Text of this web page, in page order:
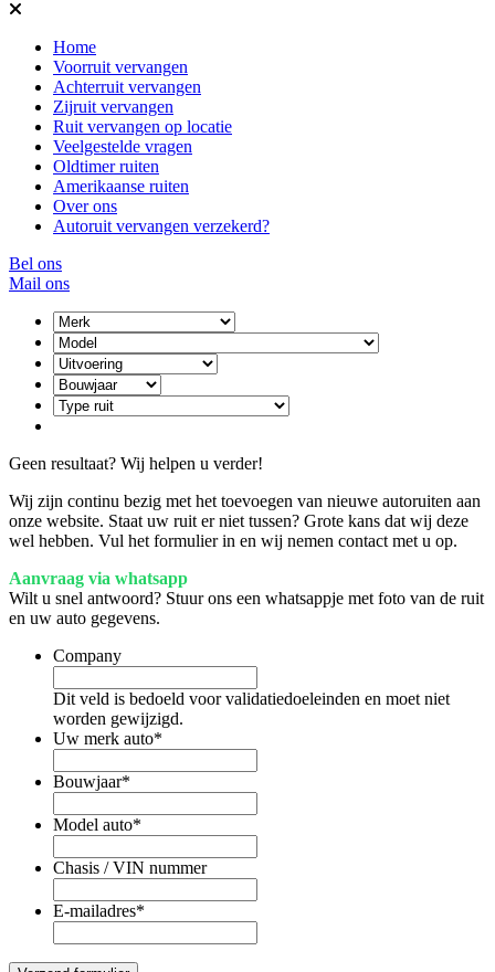
Home
Voorruit vervangen
Achterruit vervangen
Zijruit vervangen
Ruit vervangen op locatie
Veelgestelde vragen
Oldtimer ruiten
Amerikaanse ruiten
Over ons
Autoruit vervangen verzekerd?
Bel ons
Mail ons
Geen resultaat? Wij helpen u verder!
Wij zijn continu bezig met het toevoegen van nieuwe autoruiten aan
onze website. Staat uw ruit er niet tussen? Grote kans dat wij deze
wel hebben. Vul het formulier in en wij nemen contact met u op.
Aanvraag via whatsapp
Wilt u snel antwoord? Stuur ons een whatsappje met foto van de ruit
en uw auto gegevens.
Company
Dit veld is bedoeld voor validatiedoeleinden en moet niet
worden gewijzigd.
Uw merk auto*
Bouwjaar*
Model auto*
Chasis / VIN nummer
E-mailadres*